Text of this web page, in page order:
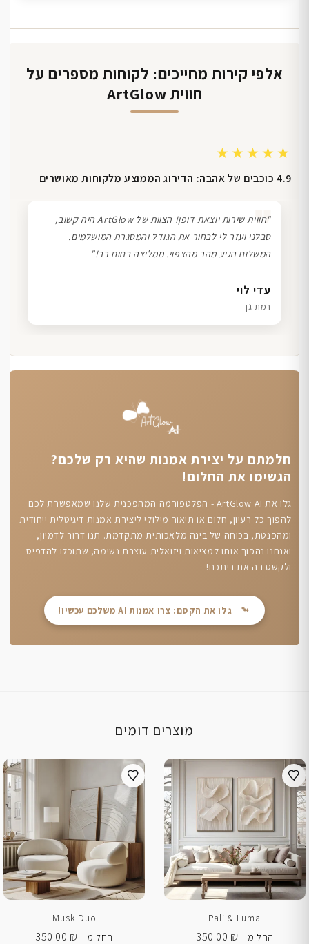
אלפי קירות מחייכים: לקוחות מספרים על
חווית ArtGlow
★★★★★
4.9 כוכבים של אהבה: הדירוג הממוצע מלקוחות מאושרים
שרון כהן
תל אביב
❞
"חווית שירות יוצאת דופן! הצוות של ArtGlow היה קשוב,
סבלני ועזר לי לבחור את הגודל והמסגרת המושלמים.
המשלוח הגיע מהר מהצפוי. ממליצה בחום רב!"
עדי לוי
רמת גן
דנה גל
חיפה
ליאת ויוסי מ.
הוד השרון
חלמתם על יצירת אמנות שהיא רק שלכם?
הגשימו את החלום!
גלו את ArtGlow AI - הפלטפורמה המהפכנית שלנו שמאפשרת לכם
להפוך כל רעיון, חלום או תיאור מילולי ליצירת אמנות דיגיטלית ייחודית
ומהפנטת, בכוחה של בינה מלאכותית מתקדמת. תנו דרור לדמיון,
ואנחנו נהפוך אותו למציאות ויזואלית עוצרת נשימה, שתוכלו להדפיס
ולקשט בה את ביתכם!
גלו את הקסם: צרו אמנות AI משלכם עכשיו!
מוצרים דומים
Pali & Luma
החל מ -
350.00 ₪
Musk Duo
החל מ -
350.00 ₪